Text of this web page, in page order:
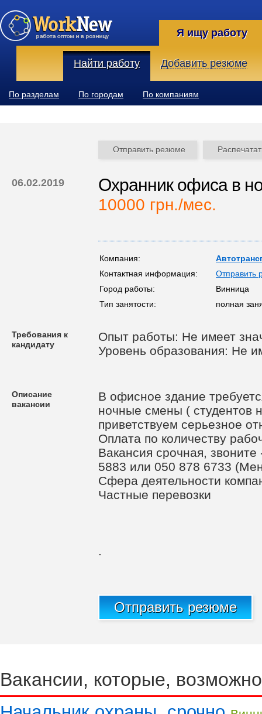
Я ищу работу
Найти работу Добавить резюме
По разделам По городам По компаниям
Отправить резюме
06.02.2019 Охранник офиса в
10000 грн./мес.
Компания:
Контактная информация:
Отправить
Город работы:
Винница
Тип занятости:
полная
Требования к
кандидату
Опыт работы: Не имеет
Уровень образования: Не
Описание
вакансии
В офисное здание
ночные смены ( студентов
приветствуем серьезное
Оплата по количеству
Вакансия срочная,
5883 или 050 878 6733
Сфера деятельности
Частные перевозки
.
Отправить резюме
Вакансии, которые,